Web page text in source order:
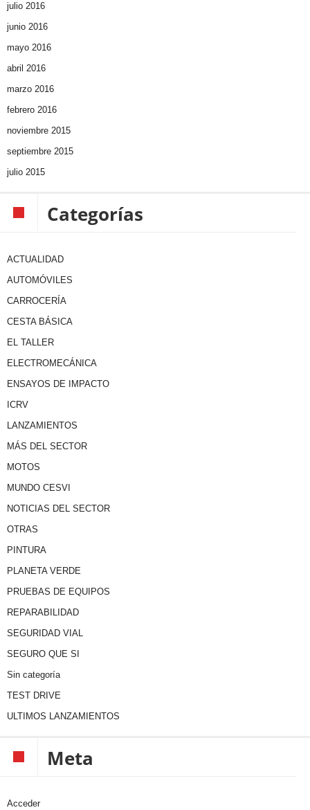
julio 2016
junio 2016
mayo 2016
abril 2016
marzo 2016
febrero 2016
noviembre 2015
septiembre 2015
julio 2015
Categorías
ACTUALIDAD
AUTOMÓVILES
CARROCERÍA
CESTA BÁSICA
EL TALLER
ELECTROMECÁNICA
ENSAYOS DE IMPACTO
ICRV
LANZAMIENTOS
MÁS DEL SECTOR
MOTOS
MUNDO CESVI
NOTICIAS DEL SECTOR
OTRAS
PINTURA
PLANETA VERDE
PRUEBAS DE EQUIPOS
REPARABILIDAD
SEGURIDAD VIAL
SEGURO QUE SI
Sin categoría
TEST DRIVE
ULTIMOS LANZAMIENTOS
Meta
Acceder